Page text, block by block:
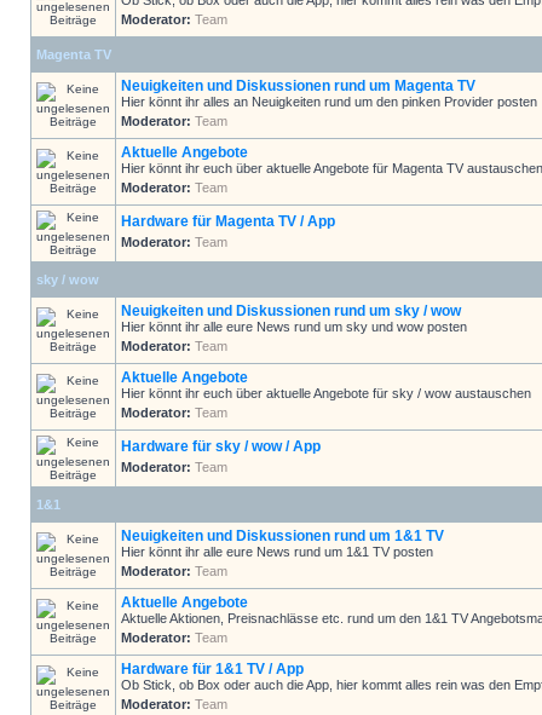
Moderator: Team
Magenta TV
Neuigkeiten und Diskussionen rund um Magenta TV
Hier könnt ihr alles an Neuigkeiten rund um den pinken Provider posten
Moderator: Team
Aktuelle Angebote
Hier könnt ihr euch über aktuelle Angebote für Magenta TV austauschen
Moderator: Team
Hardware für Magenta TV / App
Moderator: Team
sky / wow
Neuigkeiten und Diskussionen rund um sky / wow
Hier könnt ihr alle eure News rund um sky und wow posten
Moderator: Team
Aktuelle Angebote
Hier könnt ihr euch über aktuelle Angebote für sky / wow austauschen
Moderator: Team
Hardware für sky / wow / App
Moderator: Team
1&1
Neuigkeiten und Diskussionen rund um 1&1 TV
Hier könnt ihr alle eure News rund um 1&1 TV posten
Moderator: Team
Aktuelle Angebote
Aktuelle Aktionen, Preisnachlässe etc. rund um den 1&1 TV
Moderator: Team
Hardware für 1&1 TV / App
Ob Stick, ob Box oder auch die App, hier kommt alles rein was den
Moderator: Team